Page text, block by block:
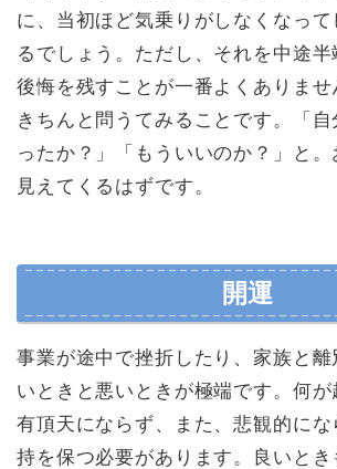
に、当初ほど気乗りがしなくなっ
るでしょう。ただし、それを中途半
後悔を残すことが一番よくありませ
きちんと問うてみることです。「
ったか？」「もういいのか？」と
見えてくるはずです。
開運
事業が途中で挫折したり、家族と離
いときと悪いときが極端です。何が
有頂天にならず、また、悲観的に
持を保つ必要があります。良いとき